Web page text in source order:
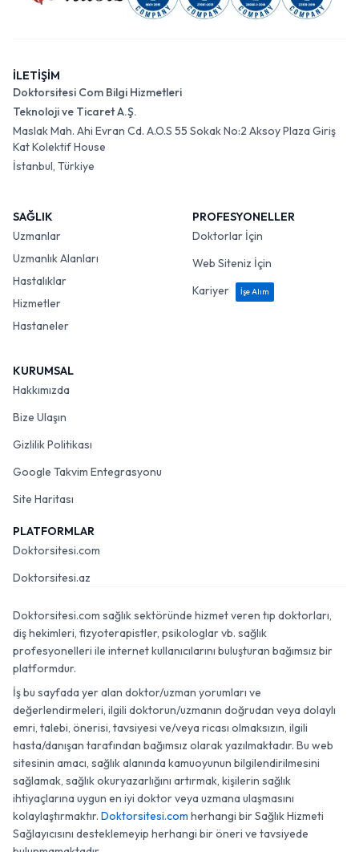
İLETİŞİM
Doktorsitesi Com Bilgi Hizmetleri
Teknoloji ve Ticaret A.Ş.
Maslak Mah. Ahi Evran Cd. A.O.S 55 Sokak No:2 Aksoy Plaza Giriş
Kat Kolektif House
İstanbul, Türkiye
SAĞLIK
Uzmanlar
Uzmanlık Alanları
Hastalıklar
Hizmetler
Hastaneler
PROFESYONELLER
Doktorlar İçin
Web Siteniz İçin
Kariyer
İşe Alım
KURUMSAL
Hakkımızda
Bize Ulaşın
Gizlilik Politikası
Google Takvim Entegrasyonu
Site Haritası
PLATFORMLAR
Doktorsitesi.com
Doktorsitesi.az
Doktorsitesi.com sağlık sektöründe hizmet veren tıp doktorları,
diş hekimleri, fizyoterapistler, psikologlar vb. sağlık
profesyonelleri ile internet kullanıcılarını buluşturan bağımsız bir
platformdur.
İş bu sayfada yer alan doktor/uzman yorumları ve
değerlendirmeleri, ilgili doktorun/uzmanın doğrudan veya dolaylı
emri, talebi, önerisi, tavsiyesi ve/veya ricası olmaksızın, ilgili
hasta/danışan tarafından bağımsız olarak yazılmaktadır. Bu web
sitesinin amacı, sağlık alanında kamuoyunun bilgilendirilmesini
sağlamak, sağlık okuryazarlığını artırmak, kişilerin sağlık
ihtiyaçlarına uygun en iyi doktor veya uzmana ulaşmasını
kolaylaştırmaktır. Doktorsitesi.com herhangi bir Sağlık Hizmeti
Sağlayıcısını desteklemeyip herhangi bir öneri ve tavsiyede